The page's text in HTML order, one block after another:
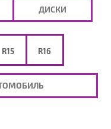
R15 R16
ДИСКИ